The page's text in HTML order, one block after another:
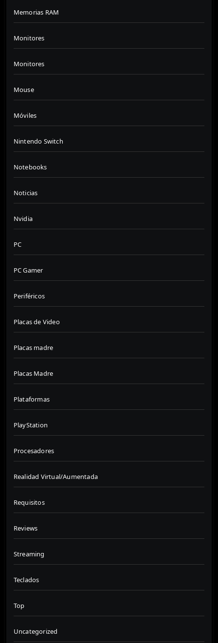
Memorias RAM
Monitores
Monitores
Mouse
Móviles
Nintendo Switch
Notebooks
Noticias
Nvidia
PC
PC Gamer
Periféricos
Placas de Video
Placas madre
Placas Madre
Plataformas
PlayStation
Procesadores
Realidad Virtual/Aumentada
Requisitos
Reviews
Streaming
Teclados
Top
Uncategorized